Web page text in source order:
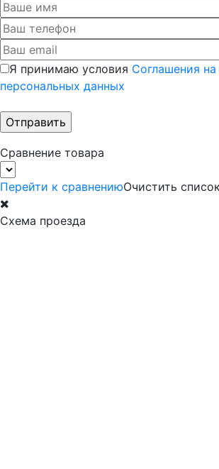
Я принимаю условия Соглашения
персональных данных
Сравнение товара
Перейти к сравнениюОчистить список
Схема проезда